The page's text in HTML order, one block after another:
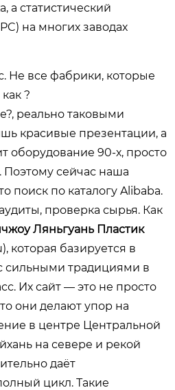
а статистический
на многих заводах
Не все фабрики, которые
?
реально таковыми
красивые презентации, а
оборудование 90-х, просто
сейчас наша
поиск по каталогу Alibaba.
проверка сырья. Как
Ляньгуань Пластик
), которая базируется в
сильными традициями в
Их сайт — это не просто
они делают упор на
в центре Центральной
на севере и рекой
даёт
цикл. Такие